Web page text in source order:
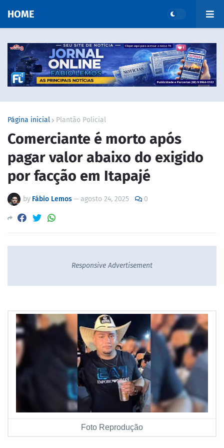
HOME
Página inicial Plantão Policial
Comerciante é morto após
pagar valor abaixo do exigido
por facção em Itapajé
by Fábio Lemos—agosto 24, 2025 0
Responsive Advertisement
Foto Reprodução